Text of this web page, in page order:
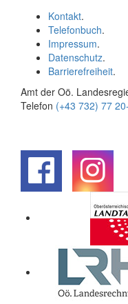
Kontakt.
Telefonbuch.
Impressum.
Datenschutz.
Barrierefreiheit.
Amt der Oö.
Telefon (+43 732) 77